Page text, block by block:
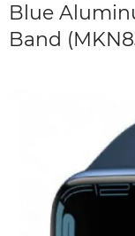
Blue
Band